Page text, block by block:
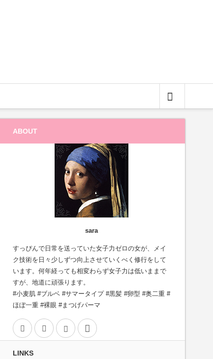
ABOUT
sara
すっぴんで日常を送っていた女子力ゼロの女が、メイ
ク技術を日々少しずつ向上させていくべく修行をして
います。何年経っても相変わらず女子力は低いままで
すが、地道に頑張ります。
#小麦肌 #ブルベ #サマータイプ #黒髪 #卵型 #奥二重 #
ほぼ一重 #裸眼 #まつげパーマ
Twitter FacebookInstagram
LINKS